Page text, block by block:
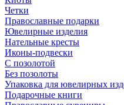
Четки
Православные подарки
Ювелирные изделия
Нательные кресты
Иконы-подвески
С позолотой
Без позолоты
Упаковка для ювелирных
Подарочные книги